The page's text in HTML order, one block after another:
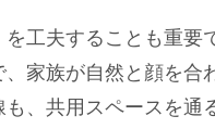
工夫することも重要
家族が自然と顔を
、共用スペースを通